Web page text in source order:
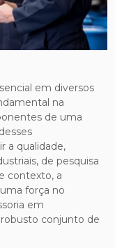
em diversos
na
de uma
a qualidade,
de pesquisa
contexto, a
força no
em
conjunto de